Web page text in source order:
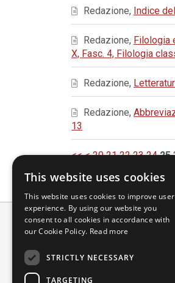
Redazione, Indice
Redazione, Filologia
X, Fasc. 4, Filologia
Redazione,
Redazione,
13
<< < 20 21 22 23 24 25
Scuola Normale Superiore
Piazza dei Cavalieri, 7 -
Partita IVA 00420000507
This website uses cookies
This website uses cookies to improve user
experience. By using our website you
consent to all cookies in accordance with
our Cookie Policy. Read more
STRICTLY NECESSARY
TARGETING